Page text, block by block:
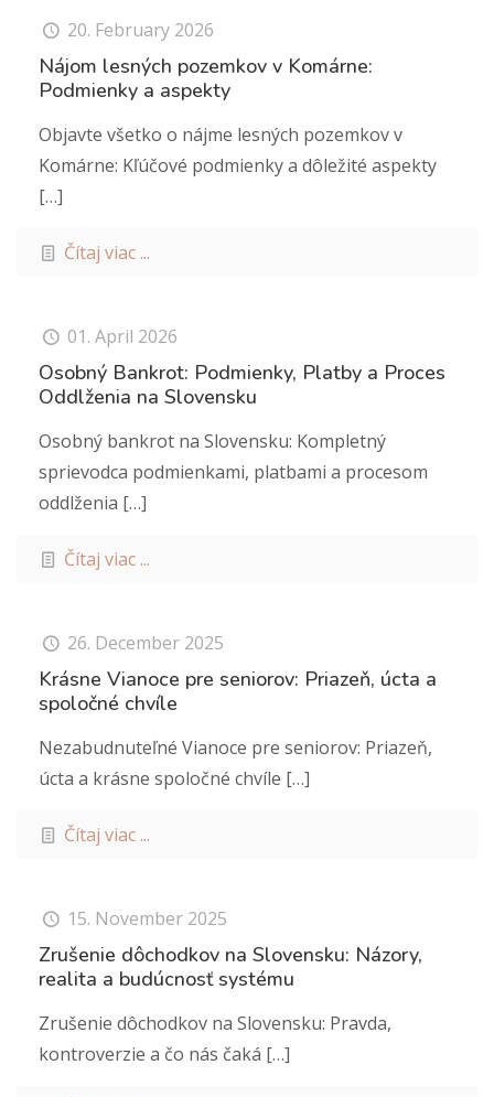
20. February 2026
Nájom lesných pozemkov v Komárne:
Podmienky a aspekty
Objavte všetko o nájme lesných pozemkov v
Komárne: Kľúčové podmienky a dôležité aspekty
[…]
Čítaj viac ...
01. April 2026
Osobný Bankrot: Podmienky, Platby a Proces
Oddlženia na Slovensku
Osobný bankrot na Slovensku: Kompletný
sprievodca podmienkami, platbami a procesom
oddlženia […]
Čítaj viac ...
26. December 2025
Krásne Vianoce pre seniorov: Priazeň, úcta a
spoločné chvíle
Nezabudnuteľné Vianoce pre seniorov: Priazeň,
úcta a krásne spoločné chvíle […]
Čítaj viac ...
15. November 2025
Zrušenie dôchodkov na Slovensku: Názory,
realita a budúcnosť systému
Zrušenie dôchodkov na Slovensku: Pravda,
kontroverzie a čo nás čaká […]